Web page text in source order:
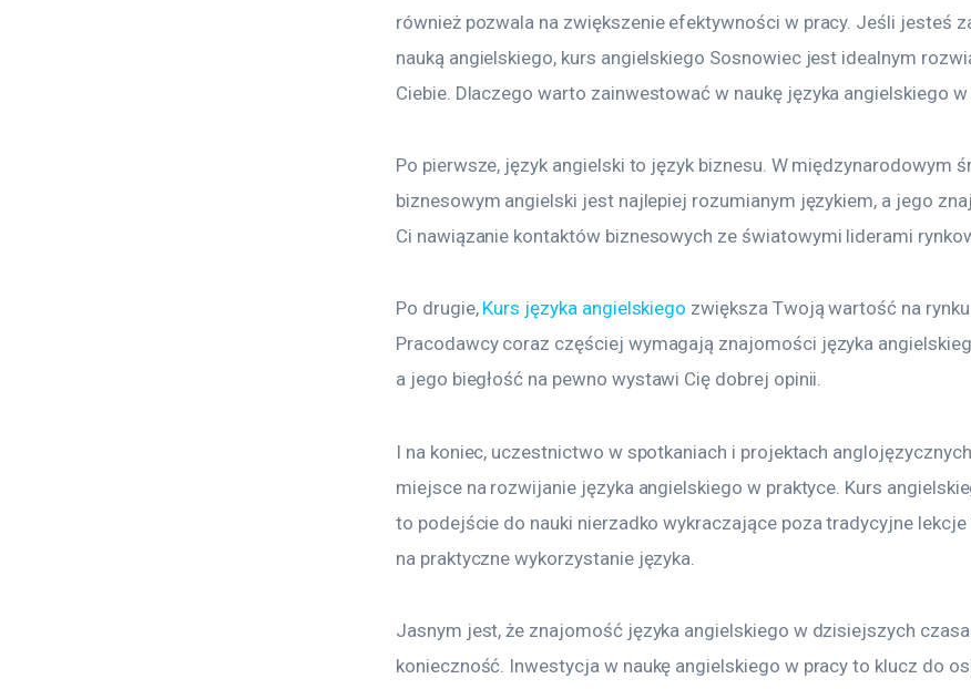
również pozwala na zwiększenie efektywności w pracy. Jeśli jesteś
nauką angielskiego, kurs angielskiego Sosnowiec jest idealnym
Ciebie. Dlaczego warto zainwestować w naukę języka angielskiego w
Po pierwsze, język angielski to język biznesu. W międzynarodowym
biznesowym angielski jest najlepiej rozumianym językiem, a jego
Ci nawiązanie kontaktów biznesowych ze światowymi liderami
Po drugie, Kurs języka angielskiego zwiększa Twoją wartość na rynku
Pracodawcy coraz częściej wymagają znajomości języka
a jego biegłość na pewno wystawi Cię dobrej opinii.
I na koniec, uczestnictwo w spotkaniach i projektach
miejsce na rozwijanie języka angielskiego w praktyce. Kurs
to podejście do nauki nierzadko wykraczające poza tradycyjne
na praktyczne wykorzystanie języka.
Jasnym jest, że znajomość języka angielskiego w dzisiejszych
konieczność. Inwestycja w naukę angielskiego w pracy to klucz do